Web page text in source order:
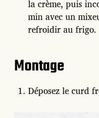
la crème, puis
min avec un
refroidir au frigo.
Montage
Déposez le curd